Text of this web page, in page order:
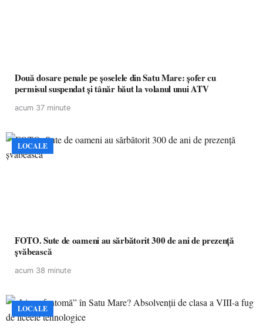
Două dosare penale pe șoselele din Satu Mare: șofer cu
permisul suspendat și tânăr băut la volanul unui ATV
acum 37 minute
LOCALE
FOTO. Sute de oameni au sărbătorit 300 de ani de prezență
șvăbească
acum 38 minute
LOCALE